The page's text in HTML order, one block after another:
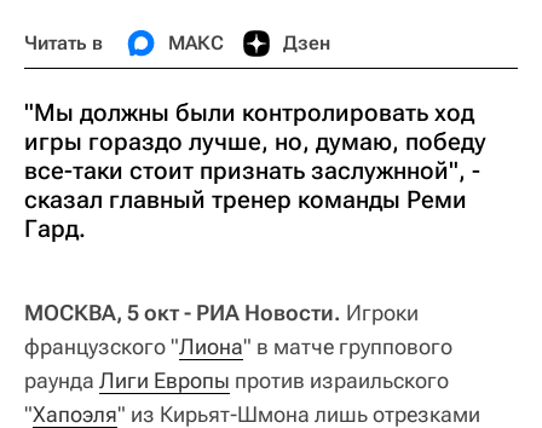
Читать в МАКС Дзен
"Мы должны были контролировать ход
игры гораздо лучше, но, думаю, победу
все-таки стоит признать заслужнной", -
сказал главный тренер команды Реми
Гард.
МОСКВА, 5 окт - РИА Новости. Игроки
французского "Лиона" в матче группового
раунда Лиги Европы против израильского
"Хапоэля" из Кирьят-Шмона лишь отрезками